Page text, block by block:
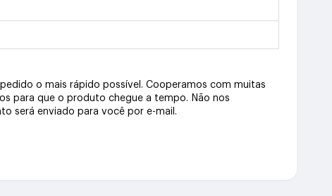
o mais rápido possível. Cooperamos com muitas
para que o produto chegue a tempo. Não nos
será enviado para você por e-mail.